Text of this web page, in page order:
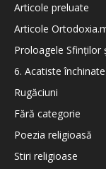
Articole preluate
Articole
Proloagele Sfinților
6. Acatiste
Rugăciuni
Fără categorie
Poezia religioasă
Stiri religioase